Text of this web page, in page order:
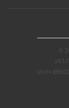
©
ИП
ИНН